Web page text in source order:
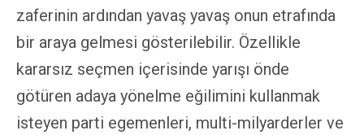
zaferinin ardından yavaş yavaş onun etrafında
bir araya gelmesi gösterilebilir. Özellikle
kararsız seçmen içerisinde yarışı önde
götüren adaya yönelme eğilimini kullanmak
isteyen parti egemenleri, multi-milyarderler ve